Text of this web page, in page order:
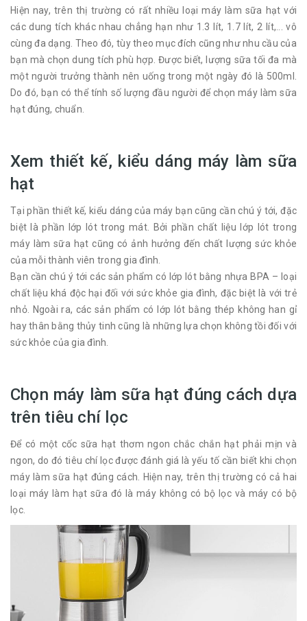
Hiện nay, trên thị trường có rất nhiều loại máy làm sữa hạt với
các dung tích khác nhau chẳng hạn như 1.3 lít, 1.7 lít, 2 lít,... vô
cùng đa dạng. Theo đó, tùy theo mục đích cũng như nhu cầu của
bạn mà chọn dung tích phù hợp. Được biết, lượng sữa tối đa mà
một người trưởng thành nên uống trong một ngày đó là 500ml.
Do đó, bạn có thể tính số lượng đầu người để chọn máy làm sữa
hạt đúng, chuẩn.
Xem thiết kế, kiểu dáng máy làm sữa
hạt
Tại phần thiết kế, kiểu dáng của máy bạn cũng cần chú ý tới, đặc
biệt là phần lớp lót trong mát. Bởi phần chất liệu lớp lót trong
máy làm sữa hạt cũng có ảnh hưởng đến chất lượng sức khỏe
của mỗi thành viên trong gia đình.
Bạn cần chú ý tới các sản phẩm có lớp lót bằng nhựa BPA – loại
chất liệu khá độc hại đối với sức khỏe gia đình, đặc biệt là với trẻ
nhỏ. Ngoài ra, các sản phẩm có lớp lót bằng thép không han gỉ
hay thân bằng thủy tinh cũng là những lựa chọn không tồi đối với
sức khỏe của gia đình.
Chọn máy làm sữa hạt đúng cách dựa
trên tiêu chí lọc
Để có một cốc sữa hạt thơm ngon chắc chắn hạt phải mịn và
ngon, do đó tiêu chí lọc được đánh giá là yếu tố cần biết khi chọn
máy làm sữa hạt đúng cách. Hiện nay, trên thị trường có cả hai
loại máy làm hạt sữa đó là máy không có bộ lọc và máy có bộ
lọc.